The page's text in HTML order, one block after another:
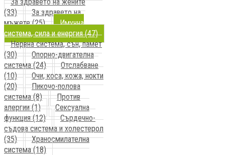
(33)
За здравето на
мъжете (25)
Имунна
система, сила и енергия (47)
Нервна система, сън, памет
(30)
Опорно-двигателна
система (24)
Отслабване
(10)
Очи, коса, кожа, нокти
(20)
Пикочо-полова
система (8)
Против
алергии (1)
Сексуална
функция (12)
Сърдечно-
съдова система и холестерол
(35)
Храносмилателна
система (18)